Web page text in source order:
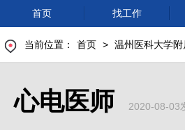
首页 找工作
当前位置： 首页 > 温州医科大学
心电医师 2020-08-03